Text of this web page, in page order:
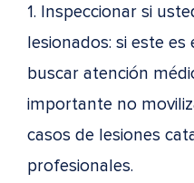
1. Inspeccionar si
lesionados: si este
buscar atención
importante no
casos de lesiones
profesionales.